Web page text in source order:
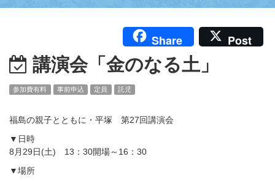
Share Post
講演会「金のなる土」
参加費有料 事前申込 定員 託児
福島の親子とともに・平塚 第27回講演会
▼日時
8月29日(土) 13：30開場～16：30
▼場所